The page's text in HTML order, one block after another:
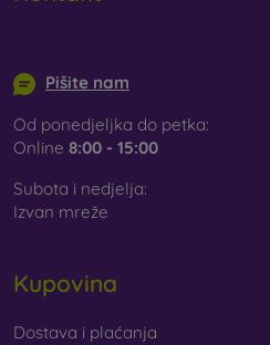
Pišite nam
Od ponedjeljka do petka:
Online 8:00 - 15:00
Subota i nedjelja:
Izvan mreže
Kupovina
Dostava i plaćanja